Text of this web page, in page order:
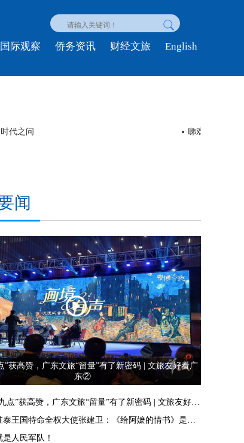
国际观察 侨务资讯 财经文旅 English
代之问 睇戏 | 舞剧《
闻
”获高赞，广东文旅“留量”有了新密码 | 文旅友好看广
东②
“亮到九点”获高赞，广东文旅“留量”有了新密码 | 文旅友好看广东②
中国驻泰王国特命全权大使张建卫：《给阿嬷的情书》是讲好中国故事的好抓手
是人民军队！